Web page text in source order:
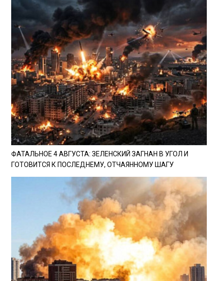
ФАТАЛЬНОЕ 4 АВГУСТА: ЗЕЛЕНСКИЙ ЗАГНАН В УГОЛ И
ГОТОВИТСЯ К ПОСЛЕДНЕМУ, ОТЧАЯННОМУ ШАГУ